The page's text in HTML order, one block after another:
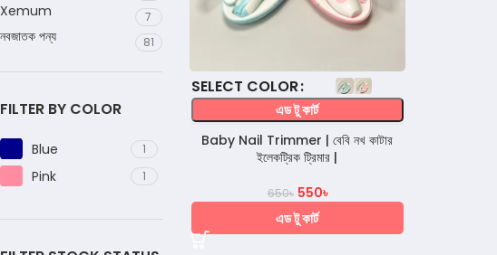
Xemum 7
নবজাতক পন্য 81
FILTER BY COLOR
Blue 1
Pink 1
COLOR
এড টু কার্ট
Baby Nail Trimmer | বেবি নখ কাটার
ইলেকট্রিক ট্রিমার |
650৳ 550৳
এড টু কার্ট